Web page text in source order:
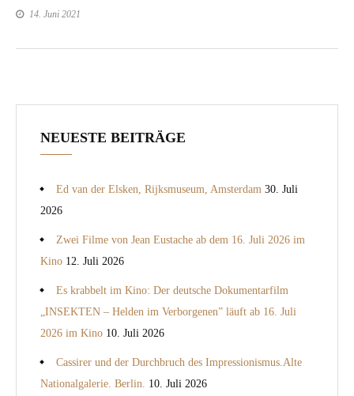
14. Juni 2021
NEUESTE BEITRÄGE
Ed van der Elsken, Rijksmuseum, Amsterdam 30. Juli
2026
Zwei Filme von Jean Eustache ab dem 16. Juli 2026 im
Kino 12. Juli 2026
Es krabbelt im Kino: Der deutsche Dokumentarfilm
„INSEKTEN – Helden im Verborgenen” läuft ab 16. Juli
2026 im Kino 10. Juli 2026
Cassirer und der Durchbruch des Impressionismus.Alte
Nationalgalerie. Berlin. 10. Juli 2026